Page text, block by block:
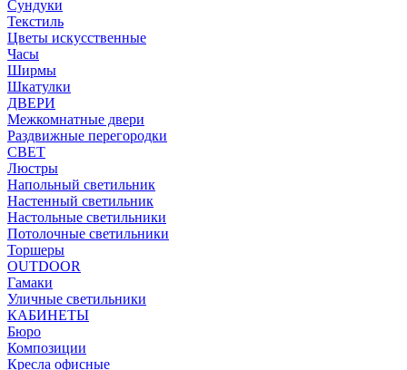
Сундуки
Текстиль
Цветы искусственные
Часы
Ширмы
Шкатулки
ДВЕРИ
Межкомнатные двери
Раздвижные перегородки
СВЕТ
Люстры
Напольный светильник
Настенный светильник
Настольные светильники
Потолочные светильники
Торшеры
OUTDOOR
Гамаки
Уличные светильники
КАБИНЕТЫ
Бюро
Композиции
Кресла офисные